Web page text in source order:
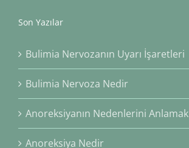
Son Yazılar
Bulimia Nervozanın Uyarı İşaretleri
Bulimia Nervoza Nedir
Anoreksiyanın Nedenlerini Anlamak
Anoreksiya Nedir